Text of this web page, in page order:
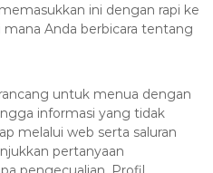
ini dengan rapi ke
Anda berbicara tentang
untuk menua dengan
informasi yang tidak
melalui web serta saluran
pertanyaan